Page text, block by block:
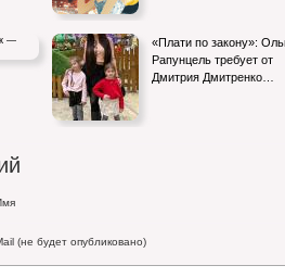
«Плати по закону»:
Рапунцель требует от
Дмитрия Дмитренко…
(не будет опубликовано)